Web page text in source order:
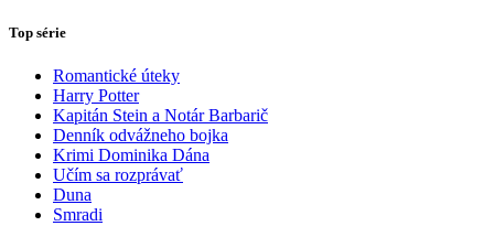
Top série
Romantické úteky
Harry Potter
Kapitán Stein a Notár Barbarič
Denník odvážneho bojka
Krimi Dominika Dána
Učím sa rozprávať
Duna
Smradi